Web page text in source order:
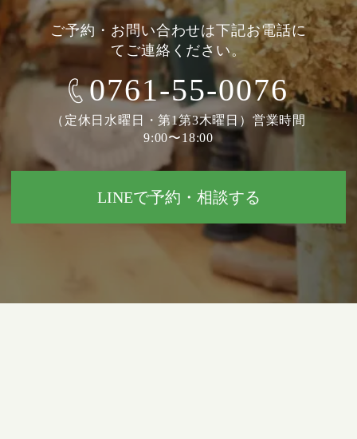
ご予約・お問い合わせは下記お電話に
てご連絡ください。
0761-55-0076
（定休日水曜日・第1第3木曜日）営業時間
9:00〜18:00
LINEで予約・相談する